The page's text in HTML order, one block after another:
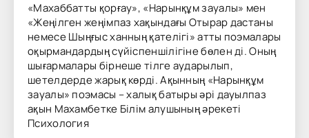
«Махаббатты қорғау», «Нарынқұм зауалы» мен
«Жеңілген жеңімпаз хақындағы Отырар дастаны
немесе Шыңғыс ханның қателігі» атты поэмалары
оқырмандардың сүйіспеншілігіне бөлен ді. Оның
шығармалары бірнеше тілге аударылып,
шетелдерде жарық көрді. Ақынның «Нарынқұм
зауалы» поэмасы – халық батыры әрі дауылпаз
ақын Махамбетке Білім алушының әрекеті
Психология